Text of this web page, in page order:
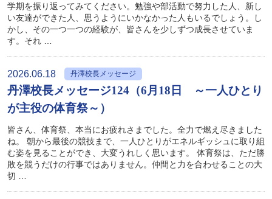
学期を振り返ってみてください。勉強や部活動で努力した人、新し
い友達ができた人、思うようにいかなかった人もいるでしょう。し
かし、その一つ一つの経験が、皆さんを少しずつ成長させていま
す。それ …
2026.06.18 丹澤校長メッセージ
丹澤校長メッセージ124（6月18日 ～一人ひとり
が主役の体育祭～）
皆さん、体育祭、本当にお疲れさまでした。全力で燃え尽きました
ね。 朝から最後の競技まで、一人ひとりがエネルギッシュに取り組
む姿を見ることができ、大変うれしく思います。 体育祭は、ただ勝
敗を競うだけの行事ではありません。仲間と力を合わせることの大
切 …